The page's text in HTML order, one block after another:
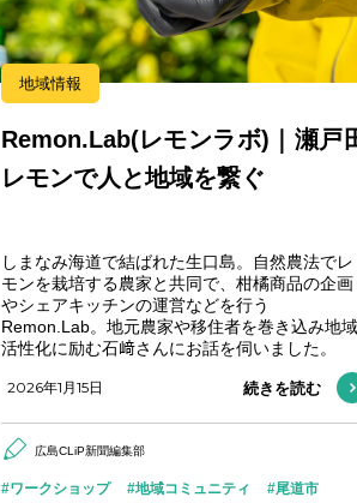
地域情報
Remon.Lab(レモンラボ)｜瀬戸
レモンで人と地域を繋ぐ
しまなみ海道で結ばれた生口島。自然農法でレ
モンを栽培する農家と共同で、柑橘商品の企画
やシェアキッチンの運営などを行う
Remon.Lab。地元農家や移住者を巻き込み地域
活性化に励む石﨑さんにお話を伺いました。
2026年1月15日 続きを読む
広島CLiP新聞編集部
ワークショップ 地域コミュニティ
尾道市